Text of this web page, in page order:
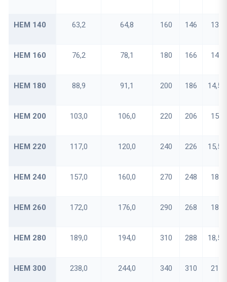
HEM 140 63,2 64,8 160 146 13
HEM 160 76,2 78,1 180 166 14
HEM 180 88,9 91,1 200 186 14,5
HEM 200 103,0 106,0 220 206 15
HEM 220 117,0 120,0 240 226 15,5
HEM 240 157,0 160,0 270 248 18
HEM 260 172,0 176,0 290 268 18
HEM 280 189,0 194,0 310 288 18,5
HEM 300 238,0 244,0 340 310 21